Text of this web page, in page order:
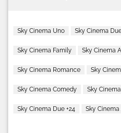
Sky Cinema Uno Sky Cinema
Sky Cinema Family Sky Cinema
Sky Cinema Romance Sky
Sky Cinema Comedy Sky
Sky Cinema Due +24 Sky Cinema